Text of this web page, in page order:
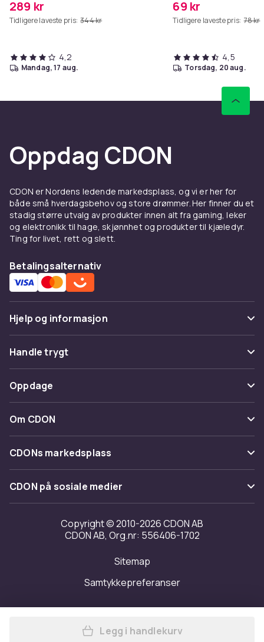
289 kr
Tidligere laveste pris: 344 kr
4,2
mandag, 17 aug.
69 kr
Tidligere laveste pris: 78 kr
4,5
torsdag, 20 aug.
Oppdag CDON
CDON er Nordens ledende markedsplass, og vi er her for
både små hverdagsbehov og store drømmer. Her finner du et
stadig større utvalg av produkter innen alt fra gaming, leker
og elektronikk til hage, skjønnhet og produkter til kjæledyr.
Ting for livet, rett og slett.
Betalingsalternativ
Hjelp og informasjon
Vanlige spørsmål
Spor pakke
Angre & returner her
Kontakt oss
Handle trygt
Betaling
Levering
Tilbakekallinger
Oppdage
Kategorier
Varemerker
Om CDON
Om oss
Kundeanmeldelser
Jobbe på CDON
Investor relations
Tilgjengelighet
CDONs markedsplass
Merchant Help Center
CDON på sosiale medier
Copyright © 2010-2026 CDON AB
CDON AB, Org.nr: 556406-1702
Sitemap
Samtykkepreferanser
Legg 50g Gigantiske
Legg i handlekurv